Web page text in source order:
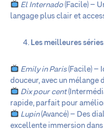
El Internado(Facile) –
langage plus clair et
Les meilleures
Emily in Paris(Facile) –
douceur, avec un mélange
Dix pour cent
rapide, parfait pour
Lupin(Avancé) – Des
excellente immersion